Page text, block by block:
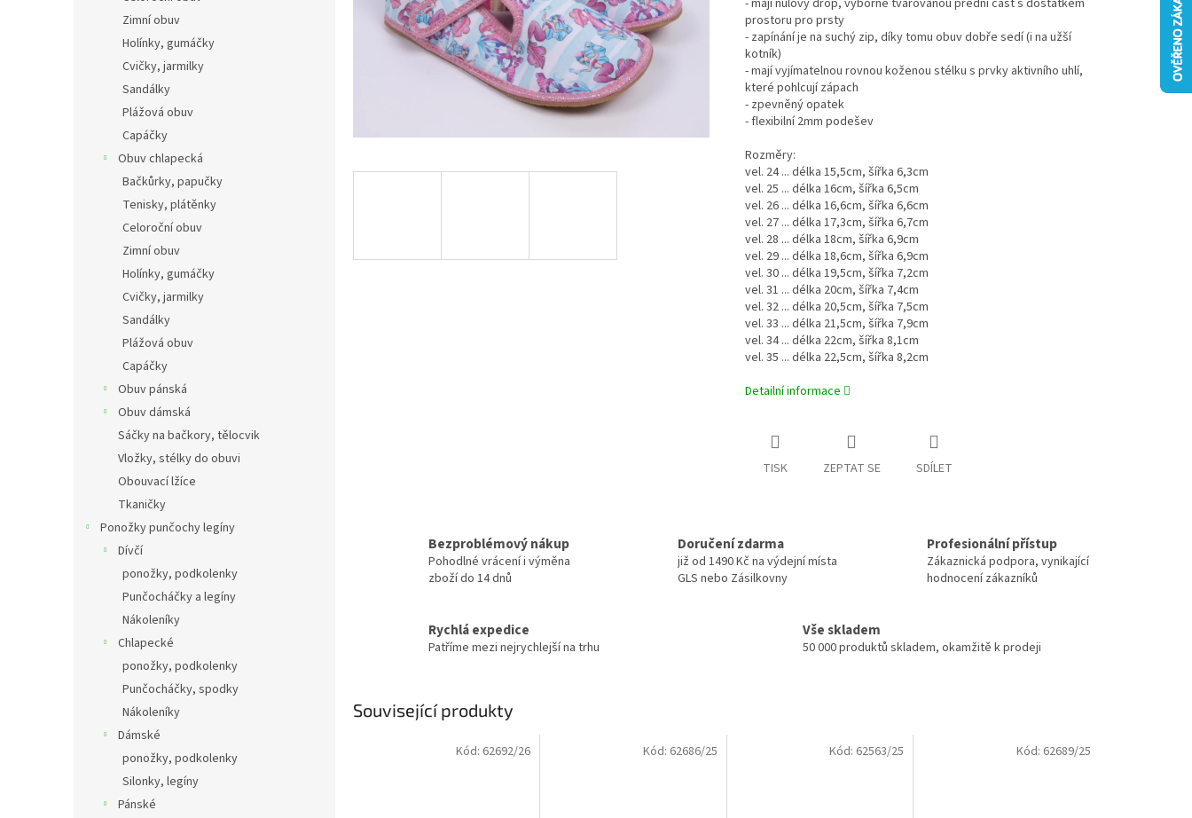
Zimní obuv
Holínky, gumáčky
Cvičky, jarmilky
Sandálky
Plážová obuv
Capáčky
Obuv chlapecká
Bačkůrky, papučky
Tenisky, plátěnky
Celoroční obuv
Zimní obuv
Holínky, gumáčky
Cvičky, jarmilky
Sandálky
Plážová obuv
Capáčky
Obuv pánská
Obuv dámská
Sáčky na bačkory, tělocvik
Vložky, stélky do obuvi
Obouvací lžíce
Tkaničky
Ponožky punčochy legíny
Dívčí
ponožky, podkolenky
Punčocháčky a legíny
Nákoleníky
Chlapecké
ponožky, podkolenky
Punčocháčky, spodky
Nákoleníky
Dámské
ponožky, podkolenky
Silonky, legíny
Pánské
- mají nulový drop, výborně tvarovanou přední část s dostatkem
prostoru pro prsty
- zapínání je na suchý zip, díky tomu obuv dobře sedí (i na užší
kotník)
- mají vyjímatelnou rovnou koženou stélku s prvky aktivního uhlí,
které pohlcují zápach
- zpevněný opatek
- flexibilní 2mm podešev
Rozměry:
vel. 24 ... délka 15,5cm, šířka 6,3cm
vel. 25 ... délka 16cm, šířka 6,5cm
vel. 26 ... délka 16,6cm, šířka 6,6cm
vel. 27 ... délka 17,3cm, šířka 6,7cm
vel. 28 ... délka 18cm, šířka 6,9cm
vel. 29 ... délka 18,6cm, šířka 6,9cm
vel. 30 ... délka 19,5cm, šířka 7,2cm
vel. 31 ... délka 20cm, šířka 7,4cm
vel. 32 ... délka 20,5cm, šířka 7,5cm
vel. 33 ... délka 21,5cm, šířka 7,9cm
vel. 34 ... délka 22cm, šířka 8,1cm
vel. 35 ... délka 22,5cm, šířka 8,2cm
Detailní informace
TISK ZEPTAT SE SDÍLET
Bezproblémový nákup
Pohodlné vrácení i výměna
zboží do 14 dnů
Doručení zdarma
již od 1490 Kč na výdejní místa
GLS nebo Zásilkovny
Profesionální přístup
Zákaznická podpora, vynikající
hodnocení zákazníků
Rychlá expedice
Patříme mezi nejrychlejší na trhu
Vše skladem
50 000 produktů skladem, okamžitě k prodeji
Související produkty
Kód: 62692/26 Kód: 62686/25 Kód: 62563/25 Kód: 62689/25